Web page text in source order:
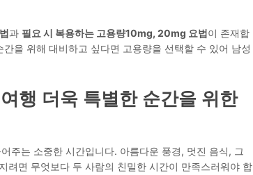
과 필요 시 복용하는 고용량10mg, 20mg 요법이 존재합
을 위해 대비하고 싶다면 고용량을 선택할 수 있어 남성
행 더욱 특별한 순간을 위한
주는 소중한 시간입니다. 아름다운 풍경, 멋진 음식, 그
려면 무엇보다 두 사람의 친밀한 시간이 만족스러워야 합